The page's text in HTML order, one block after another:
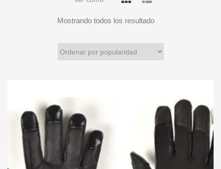
Mostrando todos los resultado